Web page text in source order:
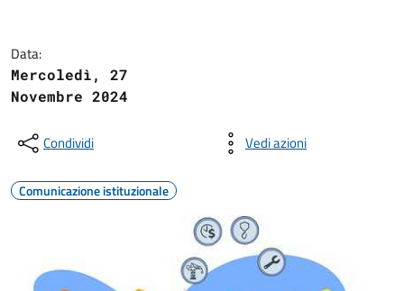
Data:
Mercoledì, 27
Novembre 2024
Condividi Vedi azioni
Comunicazione istituzionale